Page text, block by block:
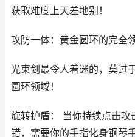
获取难度上天差地别！
攻防一体：黄金圆环的完全领
光束剑最令人着迷的，莫
圆环领域！
旋转护盾： 当你持续点击
错，需要你的手指化身钢琴